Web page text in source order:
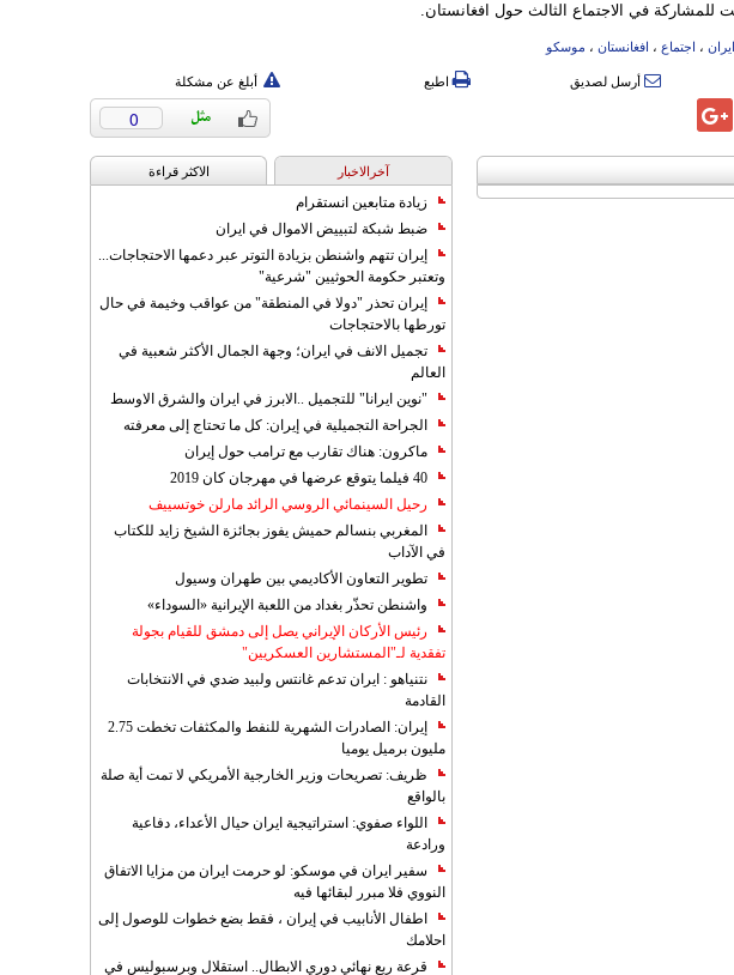
في الاجتماع الثالث حول افغانستان.
ایران، اجتماع ، افغانستان، موسکو
أرسل لصديق اطبع أبلغ عن مشكلة
0
آخرالاخبار الاکثر قراءة
زيادة متابعين انستقرام
ضبط شبكة لتبييض الاموال في ايران
إيران تتهم واشنطن بزيادة التوتر عبر دعمها الاحتجاجات...
وتعتبر حكومة الحوثيين "شرعية"
إيران تحذر "دولا في المنطقة" من عواقب وخيمة في حال
تورطها بالاحتجاجات
تجميل الانف في ايران؛ وجهة الجمال الأكثر شعبية في
العالم
"نوين ايرانا" للتجميل ..الابرز في ايران والشرق الاوسط
الجراحة التجميلية في إيران: كل ما تحتاج إلى معرفته
ماكرون: هناك تقارب مع ترامب حول إيران
40 فيلما يتوقع عرضها في مهرجان كان 2019
رحيل السينمائي الروسي الرائد مارلن خوتسييف
المغربي بنسالم حميش يفوز بجائزة الشيخ زايد للكتاب
في الآداب
تطوير التعاون الأكاديمي بين طهران وسيول
واشنطن تحذّر بغداد من اللعبة الإيرانية «السوداء»
رئيس الأركان الإيراني يصل إلى دمشق للقيام بجولة
تفقدية لـ"المستشارين العسكريين"
نتنياهو : ايران تدعم غانتس ولبيد ضدي في الانتخابات
القادمة
إيران: الصادرات الشهریة للنفط والمكثفات تخطت 2.75
مليون برميل يوميا
ظريف: تصريحات وزير الخارجية الأمريكي لا تمت أية صلة
بالواقع
اللواء صفوي: استراتيجية ايران حيال الأعداء، دفاعية
ورادعة
سفير ايران في موسكو: لو حرمت ايران من مزايا الاتفاق
النووي فلا مبرر لبقائها فيه
اطفال الأنابيب في إيران ، فقط بضع خطوات للوصول إلى
احلامك
قرعة ربع نهائي دوري الابطال.. استقلال وبرسبوليس في